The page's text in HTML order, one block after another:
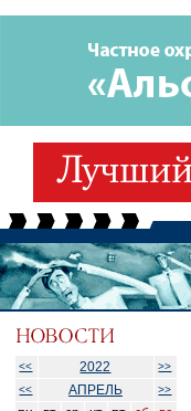
<< 2022
>>
<<
АПРЕЛЬ >>